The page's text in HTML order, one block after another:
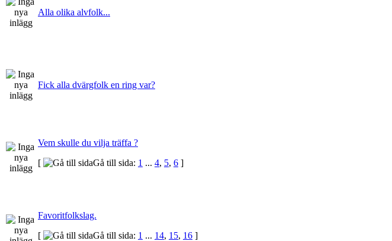
Alla olika alvfolk...
Fick alla dvärgfolk en ring var?
Vem skulle du vilja träffa ?
[
Gå till sida: 1 ... 4, 5, 6 ]
Favoritfolkslag.
[
Gå till sida: 1 ... 14, 15, 16 ]